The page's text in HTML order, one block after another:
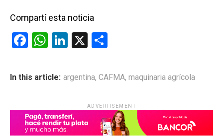
Compartí esta noticia
F
ce
o
k
W
at
p
p
Li
ke
dI
X
m
ar
tir
In this article: argentina, CAFMA, maquinaria agrícola
ADVERTISEMENT